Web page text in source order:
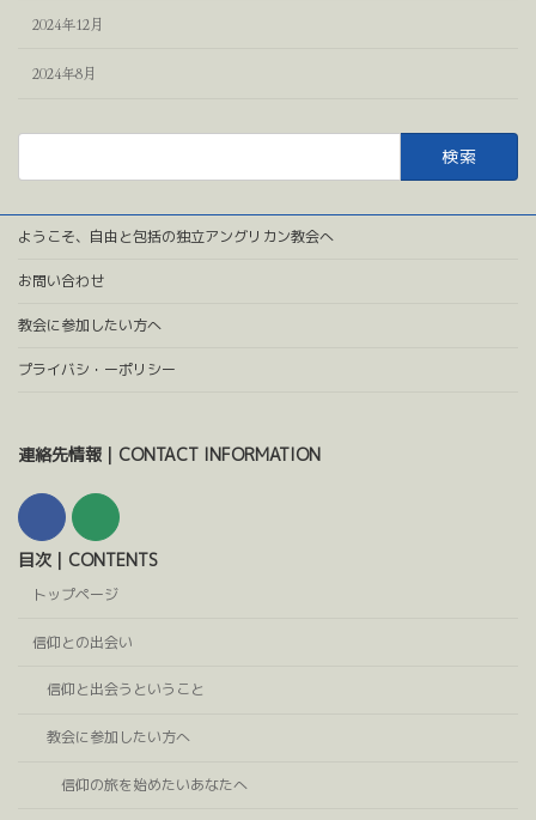
2024年12月
2024年8月
索:
ようこそ、自由と包括の独立アングリカン教会へ
お問い合わせ
教会に参加したい方へ
プライバシ・ーポリシー
連絡先情報｜CONTACT INFORMATION
目次｜CONTENTS
トップページ
信仰との出会い
信仰と出会うということ
教会に参加したい方へ
信仰の旅を始めたいあなたへ